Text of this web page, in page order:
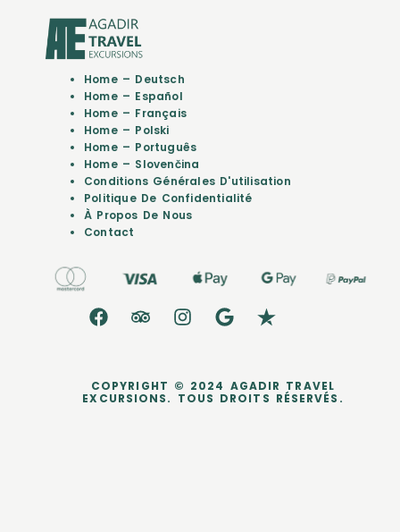
Home – Deutsch
Home – Español
Home – Français
Home – Polski
Home – Português
Home – Slovenčina
Conditions Générales D'utilisation
Politique De Confidentialité
À Propos De Nous
Contact
COPYRIGHT © 2024 AGADIR TRAVEL
EXCURSIONS. TOUS DROITS RÉSERVÉS.